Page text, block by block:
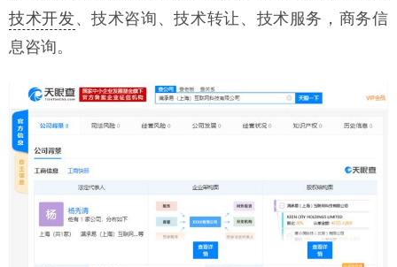
技术开发、技术咨询、技术转让、技术服务，商务信
息咨询。